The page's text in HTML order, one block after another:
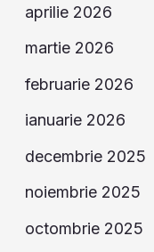
aprilie 2026
martie 2026
februarie 2026
ianuarie 2026
decembrie 2025
noiembrie 2025
octombrie 2025